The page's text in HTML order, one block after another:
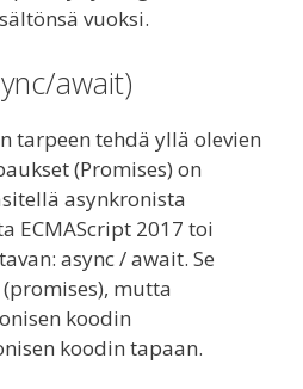
vuoksi.
await)
tarpeen tehdä yllä olevien
(Promises) on
asynkronista
ECMAScript 2017 toi
async / await. Se
mutta
koodin
koodin tapaan.